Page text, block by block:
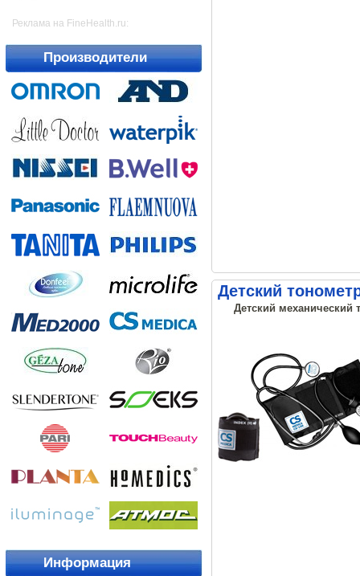
Реклама на FineHealth.ru:
Производители
Информация
Детский
Детский механический